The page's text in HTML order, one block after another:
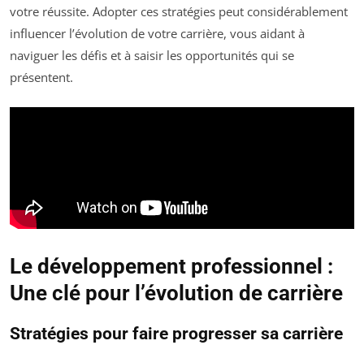
votre réussite. Adopter ces stratégies peut considérablement
influencer l’évolution de votre carrière, vous aidant à
naviguer les défis et à saisir les opportunités qui se
présentent.
Le développement professionnel :
Une clé pour l’évolution de carrière
Stratégies pour faire progresser sa carrière